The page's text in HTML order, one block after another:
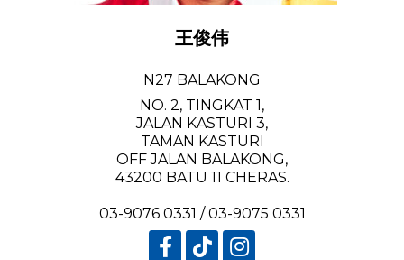
王俊伟
N27 BALAKONG
NO. 2, TINGKAT 1,
JALAN KASTURI 3,
TAMAN KASTURI
OFF JALAN BALAKONG,
43200 BATU 11 CHERAS.
03-9076 0331 / 03-9075 0331